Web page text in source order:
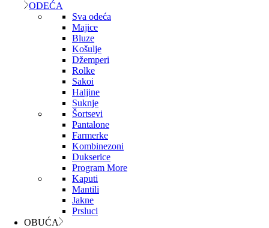
ODEĆA
Sva odeća
Majice
Bluze
Košulje
Džemperi
Rolke
Sakoi
Haljine
Suknje
Šortsevi
Pantalone
Farmerke
Kombinezoni
Dukserice
Program More
Kaputi
Mantili
Jakne
Prsluci
OBUĆA